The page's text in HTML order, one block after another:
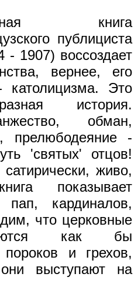
книга
публициста
- 1907) воссоздает
вернее, его
католицизма. Это
история.
обман,
прелюбодеяние -
'святых' отцов!
живо,
показывает
кардиналов,
что церковные
как бы
и грехов,
выступают на